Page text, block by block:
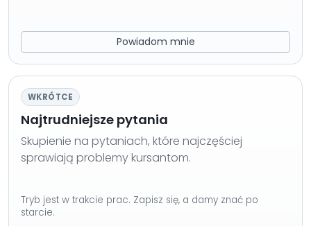
Powiadom mnie
WKRÓTCE
Najtrudniejsze pytania
Skupienie na pytaniach, które najczęściej
sprawiają problemy kursantom.
Tryb jest w trakcie prac. Zapisz się, a damy znać po
starcie.